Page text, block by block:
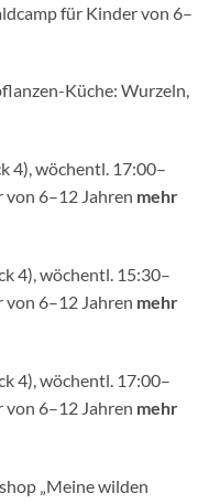
für Kinder von 6–
Küche: Wurzeln,
4), wöchentl. 17:00–
6–12 Jahren mehr
4), wöchentl. 15:30–
6–12 Jahren mehr
4), wöchentl. 17:00–
6–12 Jahren mehr
„Meine wilden